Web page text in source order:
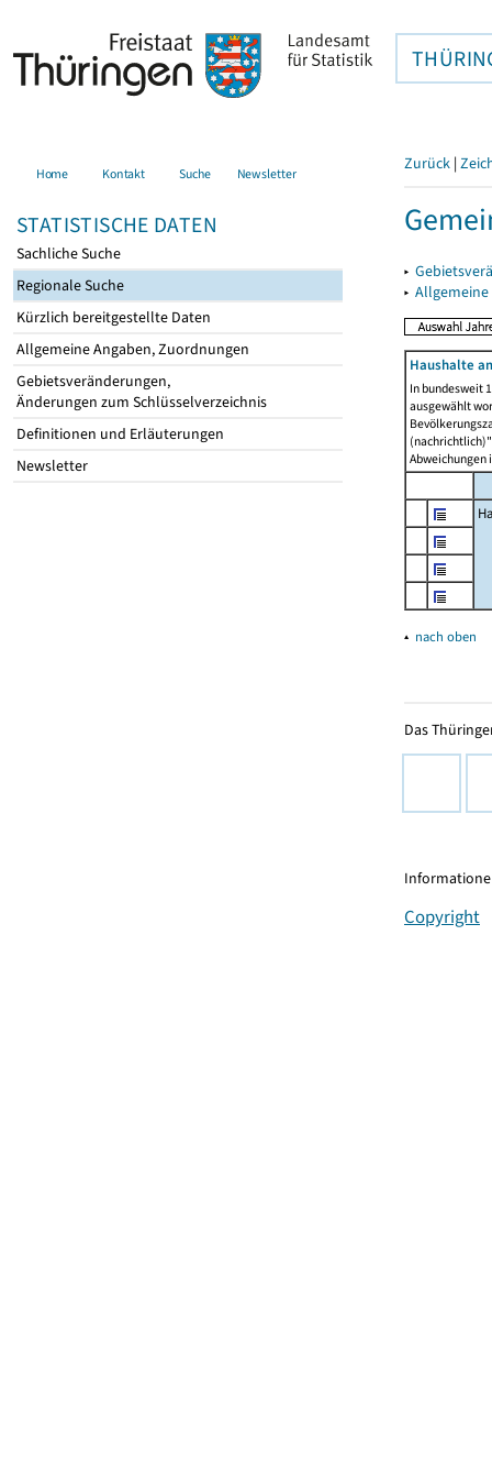
Home Kontakt Suche Newsletter
STATISTISCHE DATEN
Sachliche Suche
Regionale Suche
Kürzlich bereitgestellte Daten
Allgemeine Angaben, Zuordnungen
Gebietsveränderungen,
Änderungen zum Schlüsselverzeichnis
Definitionen und Erläuterungen
Newsletter
Zurück |
▸
▸
Haushalte
In bundesweit
ausgewählt
Abweichungen
▴ nach oben
Das
Copyright